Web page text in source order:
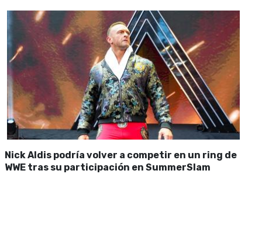
Nick Aldis podría volver a competir en un ring de
WWE tras su participación en SummerSlam